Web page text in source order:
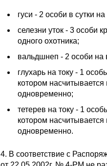
гуси - 2 особи в сутки
селезни уток - 3 особи
одного охотника;
вальдшнеп - 2 особи на
глухарь на току - 1
котором
одновременно;
тетерев на току - 1
котором
одновременно.
4. В соответствие с